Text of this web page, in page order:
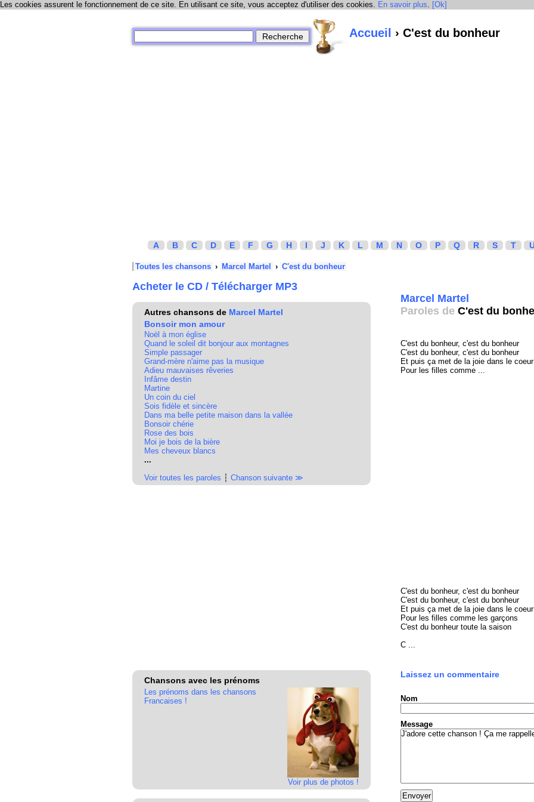
Les cookies assurent le fonctionnement de ce site. En utilisant ce site, vous acceptez d'utiliser des cookies. En savoir plus. [Ok]
Accueil › C'est du bonheur
A B C D E F G H I J K L M N O P Q R S T
Toutes les chansons › Marcel Martel › C'est du bonheur
Acheter le CD / Télécharger MP3
Autres chansons de Marcel Martel
Bonsoir mon amour
Noël à mon église
Quand le soleil dit bonjour aux montagnes
Simple passager
Grand-mère n'aime pas la musique
Adieu mauvaises rêveries
Infâme destin
Martine
Un coin du ciel
Sois fidèle et sincère
Dans ma belle petite maison dans la vallée
Bonsoir chérie
Rose des bois
Moi je bois de la bière
Mes cheveux blancs
...
Voir toutes les paroles ┆ Chanson suivante ≫
Chansons avec les prénoms
Voir plus de photos !
Les prénoms dans les chansons
Francaises !
Marcel Martel
Paroles de C'est du
C'est du bonheur, c'est du bonheur
C'est du bonheur, c'est du bonheur
Et puis ça met de la joie dans le coeur
Pour les filles comme ...
C'est du bonheur, c'est du bonheur
C'est du bonheur, c'est du bonheur
Et puis ça met de la joie dans le coeur
Pour les filles comme les garçons
C'est du bonheur toute la saison
C ...
Laissez un commentaire
Nom
Message